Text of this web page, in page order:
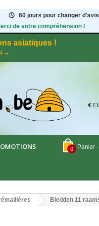
60 jours pour changer
de votre compréhension !
asiatiques !
→
€
0 Panier -
Bledden 11